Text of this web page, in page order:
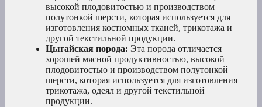
высокой плодовитостью и производством
полутонкой шерсти, которая используется для
изготовления костюмных тканей, трикотажа и
другой текстильной продукции.
Цыгайская порода: Эта порода отличается
хорошей мясной продуктивностью, высокой
плодовитостью и производством полутонкой
шерсти, которая используется для изготовления
трикотажа, одеял и другой текстильной
продукции.